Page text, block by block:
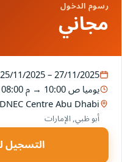
رسوم الدخول
مجاني
25/11/2025 – 27/11/2025
يوميا10:00 ص →08:00 م
Centre Abu Dhabi
أبو ظبي, الإمارات
التسجيل